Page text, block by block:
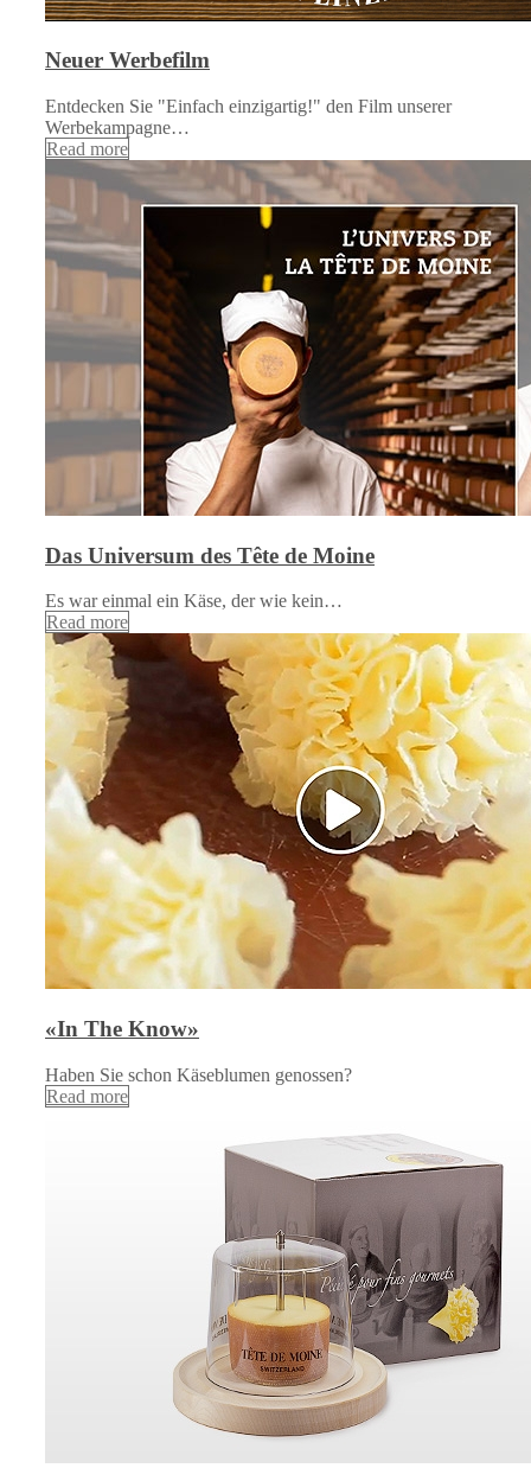
Neuer Werbefilm
Entdecken Sie "Einfach einzigartig!" den Film unserer
Werbekampagne…
Read more
Das Universum des Tête de Moine
Es war einmal ein Käse, der wie kein…
Read more
«In The Know»
Haben Sie schon Käseblumen genossen?
Read more